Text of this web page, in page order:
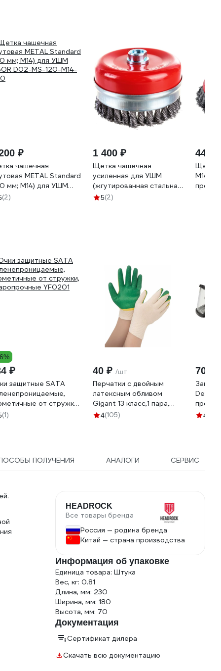
₽
чашечная
METAL Standard
мм; М14) для УШМ
D02-MS-120-M14-
(2)
1 400 ₽
Щетка чашечная
усиленная для УШМ
(жгутированная стальная
проволока 0,5 мм, 125
5(2)
449 ₽
М14 из
₽
защитные SATA
от стружки,
YF0201
(1)
40 ₽ /шт
Перчатки с двойным
латексным обливом
Gigant 13 класс,1 пара,
зеленые GGL-16
4(105)
705 ₽
Delta
4.3
ПОЛУЧЕНИЯ АНАЛОГИ СЕРВИС
HEADROCK
Все товары бренда
Россия — родина бренда
Китай — страна производства
Информация об упаковке
Единица товара: Штука
Вес, кг: 0.81
Длина, мм: 230
Ширина, мм: 180
Высота, мм: 70
Документация
Сертификат дилера
Скачать всю документацию